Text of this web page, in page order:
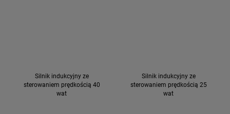
Silnik indukcyjny ze
sterowaniem prędkością 40
wat
Silnik indukcyjny ze
sterowaniem prędkością 25
wat